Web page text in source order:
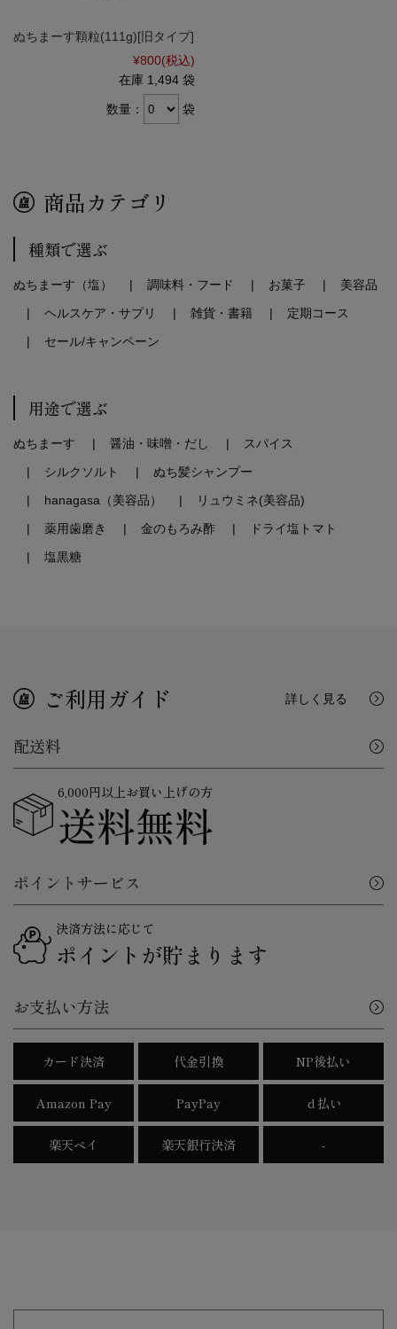
ぬちまーす顆粒(111g)[旧タイプ]
¥800(税込)
在庫 1,494 袋
数量： 袋
商品カテゴリ
種類で選ぶ
ぬちまーす（塩） 調味料・フード お菓子
美容品
ヘルスケア・サプリ
雑貨・書籍
定期コース
セール/キャンペーン
用途で選ぶ
ぬちまーす 醤油・味噌・だし
スパイス
シルクソルト
ぬち髪シャンプー
hanagasa（美容品）
リュウミネ(美容品)
薬用歯磨き
金のもろみ酢
ドライ塩トマト
塩黒糖
ご利用ガイド 詳しく見る
配送料
6,000円以上お買い上げの方
送料無料
ポイントサービス
決済方法に応じて
ポイントが貯まります
お支払い方法
カード決済 代金引換 NP後払い
Amazon Pay PayPay ｄ払い
楽天ペイ 楽天銀行決済 -